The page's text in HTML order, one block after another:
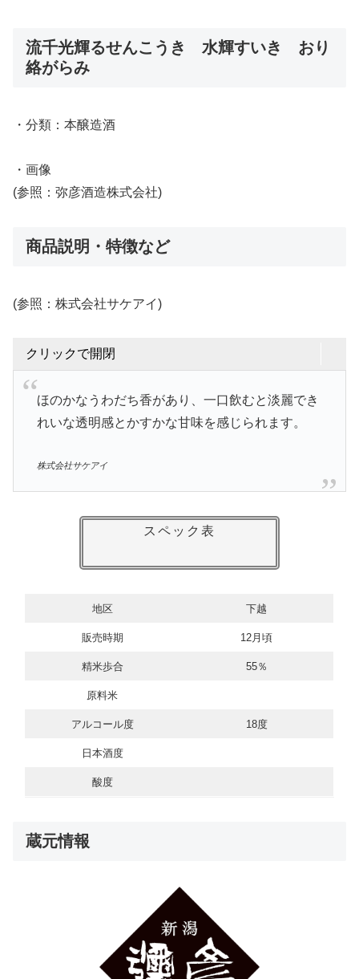
流千光輝るせんこうき 水輝すいき おり
絡がらみ
・分類：本醸造酒
・画像
(参照：弥彦酒造株式会社)
商品説明・特徴など
(参照：株式会社サケアイ)
クリックで開閉
ほのかなうわだち香があり、一口飲むと淡麗でき
れいな透明感とかすかな甘味を感じられます。
株式会社サケアイ
スペック表
地区 下越
販売時期 12月頃
精米歩合 55％
原料米
アルコール度 18度
日本酒度
酸度
蔵元情報